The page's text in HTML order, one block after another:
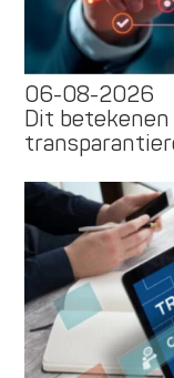
06-08-2026
Dit betekenen